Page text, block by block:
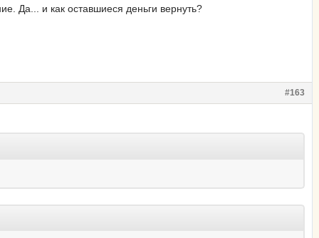
Да... и как оставшиеся деньги вернуть?
#163